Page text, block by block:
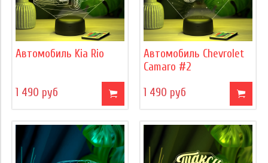
Автомобиль Kia Rio
1 490 руб
Автомобиль Chevrolet
Camaro #2
1 490 руб